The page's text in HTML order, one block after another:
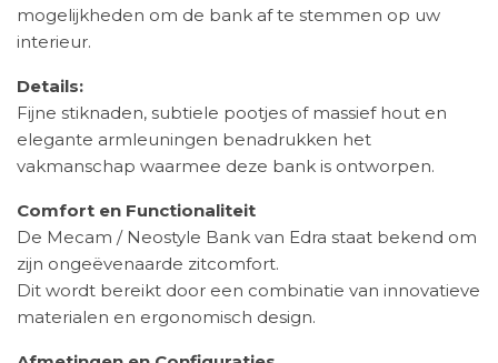
mogelijkheden om de bank af te stemmen op uw
interieur.
Details:
Fijne stiknaden, subtiele pootjes of massief hout en
elegante armleuningen benadrukken het
vakmanschap waarmee deze bank is ontworpen.
Comfort en Functionaliteit
De Mecam / Neostyle Bank van Edra staat bekend om
zijn ongeëvenaarde zitcomfort.
Dit wordt bereikt door een combinatie van innovatieve
materialen en ergonomisch design.